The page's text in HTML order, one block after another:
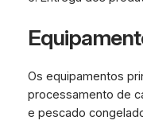
Os equipamentos
processamento de
e pescado